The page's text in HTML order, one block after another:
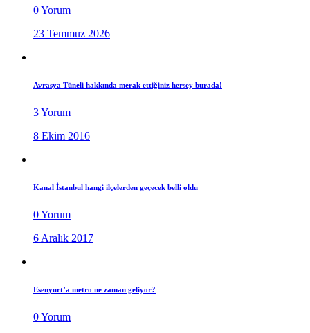
0 Yorum
23 Temmuz 2026
Avrasya Tüneli hakkında merak ettiğiniz herşey burada!
3 Yorum
8 Ekim 2016
Kanal İstanbul hangi ilçelerden geçecek belli oldu
0 Yorum
6 Aralık 2017
Esenyurt’a metro ne zaman geliyor?
0 Yorum